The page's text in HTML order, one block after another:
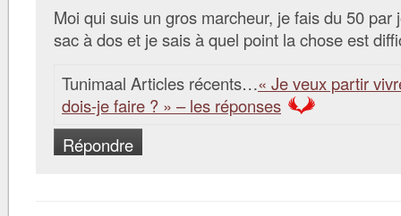
Moi qui suis un gros marcheur, je fais du 50 par
sac à dos et je sais à quel point la chose est
Tunimaal Articles récents…« Je veux partir
dois-je faire ? » – les réponses
Répondre